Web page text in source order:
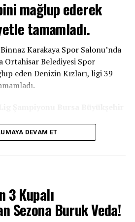
HENBOL
Sadece Tırhandiller Vardı
mağlup ederek
tamamladı.
Karakaya Spor Salonu’nda
Ortahisar Belediyesi Spor
eden Denizin Kızları, ligi 39
sonunda; Üsküdar
DEVAM ET
3 Kupalı
Sezona Buruk Veda!